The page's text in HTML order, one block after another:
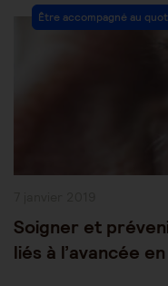
Post
Category:
Être accompagné au
Soigner et
liés à l’avancée